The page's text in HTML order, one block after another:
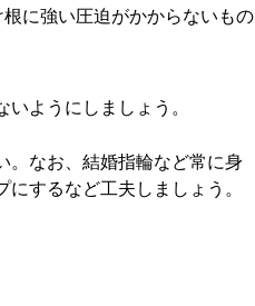
根に強い圧迫がかからないもの
ようにしましょう。
。なお、結婚指輪など常に身
するなど工夫しましょう。